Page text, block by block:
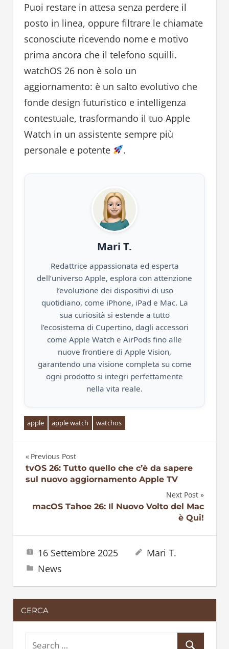
Puoi restare in attesa senza perdere il
posto in linea, oppure filtrare le chiamate
sconosciute ricevendo nome e motivo
prima ancora che il telefono squilli.
watchOS 26 non è solo un
aggiornamento: è un salto evolutivo che
fonde design futuristico e intelligenza
contestuale, trasformando il tuo Apple
Watch in un assistente sempre più
personale e potente
.
Mari T.
Redattrice appassionata ed esperta
dell’universo Apple, esplora con attenzione
l’evoluzione dei dispositivi di uso
quotidiano, come iPhone, iPad e Mac. La
sua curiosità si estende a tutto
l’ecosistema di Cupertino, dagli accessori
come Apple Watch e AirPods fino alle
nuove frontiere di Apple Vision,
garantendo una visione completa su come
ogni prodotto si integri perfettamente
nella vita reale.
apple apple watch watchos
Navigazione
Previous Post
tvOS 26: Tutto quello che c’è da sapere
sul nuovo aggiornamento Apple TV
Next Post
macOS Tahoe 26: Il Nuovo Volto del Mac
è Qui!
16 Settembre 2025
Mari T.
News
CERCA